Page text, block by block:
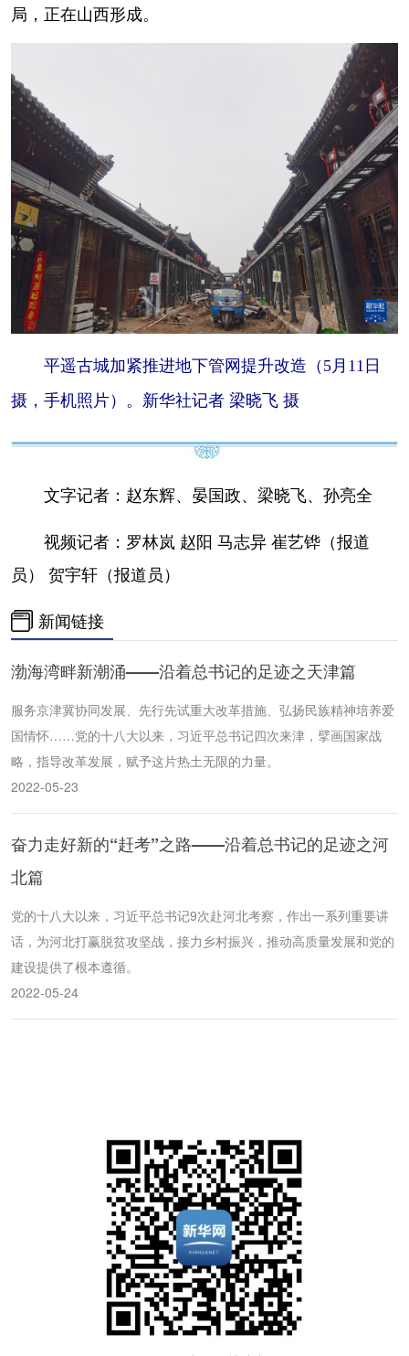
局，正在山西形成。
平遥古城加紧推进地下管网提升改造（5月11日
摄，手机照片）。新华社记者 梁晓飞 摄
文字记者：赵东辉、晏国政、梁晓飞、孙亮全
视频记者：罗林岚 赵阳 马志异 崔艺铧（报道
员） 贺宇轩（报道员）
新闻链接
渤海湾畔新潮涌——沿着总书记的足迹之天津篇
服务京津冀协同发展、先行先试重大改革措施、弘扬民族精神培养爱
国情怀……党的十八大以来，习近平总书记四次来津，擘画国家战
略，指导改革发展，赋予这片热土无限的力量。
2022-05-23
奋力走好新的“赶考”之路——沿着总书记的足迹之河
北篇
党的十八大以来，习近平总书记9次赴河北考察，作出一系列重要讲
话，为河北打赢脱贫攻坚战，接力乡村振兴，推动高质量发展和党的
建设提供了根本遵循。
2022-05-24